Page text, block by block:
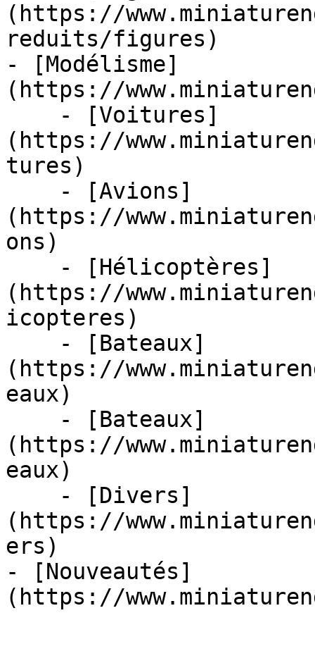
(https://
reduits/figures)
- [Modélisme]
(https://
(https://
tures)
(https://
ons)
(https://
icopteres)
(https://
eaux)
(https://
eaux)
(https://
ers)
- [Nouveautés]